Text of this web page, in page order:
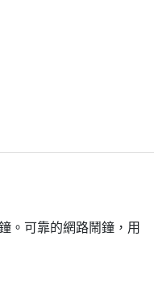
。可靠的網路鬧鐘，用